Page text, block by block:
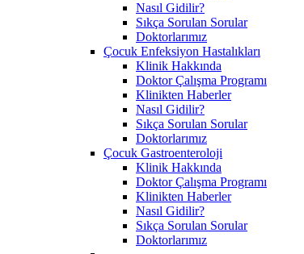
Nasıl Gidilir?
Sıkça Sorulan Sorular
Doktorlarımız
Çocuk Enfeksiyon Hastalıkları
Klinik Hakkında
Doktor Çalışma Programı
Klinikten Haberler
Nasıl Gidilir?
Sıkça Sorulan Sorular
Doktorlarımız
Çocuk Gastroenteroloji
Klinik Hakkında
Doktor Çalışma Programı
Klinikten Haberler
Nasıl Gidilir?
Sıkça Sorulan Sorular
Doktorlarımız